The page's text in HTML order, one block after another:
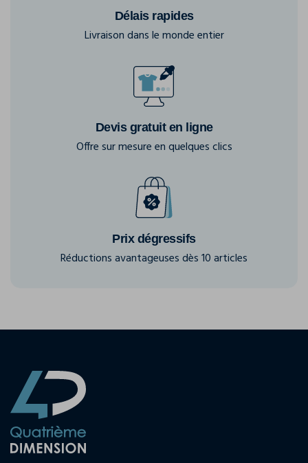
Délais rapides
Livraison dans le monde entier
Devis gratuit en ligne
Offre sur mesure en quelques clics
Prix dégressifs
Réductions avantageuses dès 10 articles